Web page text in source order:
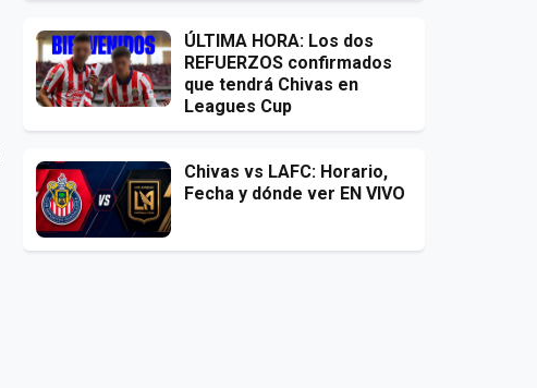
ÚLTIMA HORA: Los dos
REFUERZOS confirmados
que tendrá Chivas en
Leagues Cup
Chivas vs LAFC: Horario,
Fecha y dónde ver EN VIVO